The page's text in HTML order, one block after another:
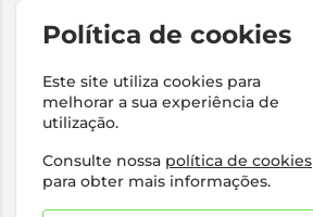
Política de cookies
Este site utiliza cookies para
melhorar a sua experiência de
utilização.
Consulte nossa política de cookies
para obter mais informações.